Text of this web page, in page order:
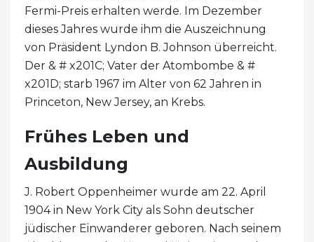
Fermi-Preis erhalten werde. Im Dezember
dieses Jahres wurde ihm die Auszeichnung
von Präsident Lyndon B. Johnson überreicht.
Der & # x201C; Vater der Atombombe & #
x201D; starb 1967 im Alter von 62 Jahren in
Princeton, New Jersey, an Krebs.
Frühes Leben und
Ausbildung
J. Robert Oppenheimer wurde am 22. April
1904 in New York City als Sohn deutscher
jüdischer Einwanderer geboren. Nach seinem